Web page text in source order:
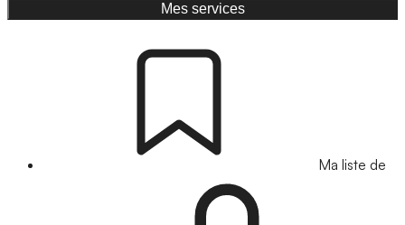
Mes services
Ma liste de